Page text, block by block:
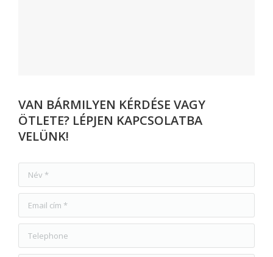
VAN BÁRMILYEN KÉRDÉSE VAGY
ÖTLETE? LÉPJEN KAPCSOLATBA
VELÜNK!
Név *
Email cím *
Telephone